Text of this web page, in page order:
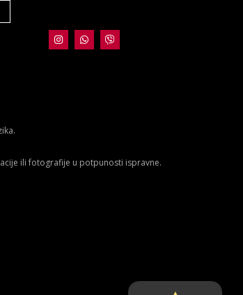
ili fotografije u potpunosti ispravne.